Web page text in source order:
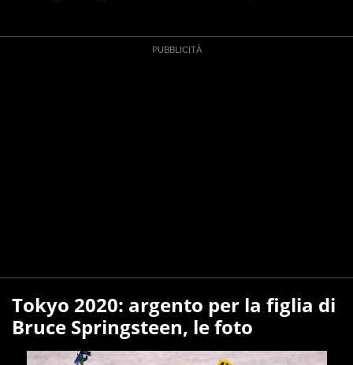
Tokyo 2020: argento per la figlia di
Bruce Springsteen, le foto